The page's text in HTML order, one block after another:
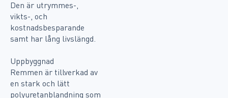
Den är utrymmes-,
vikts-, och
kostnadsbesparande
samt har lång livslängd.
Uppbyggnad
Remmen är tillverkad av
en stark och lätt
polyuretanblandning som